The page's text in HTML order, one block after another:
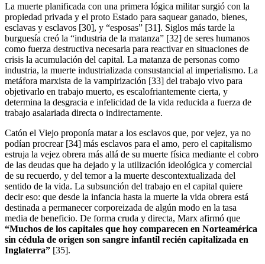
La muerte planificada con una primera lógica militar surgió con la
propiedad privada y el proto Estado para saquear ganado, bienes,
esclavas y esclavos [30], y “esposas” [31]. Siglos más tarde la
burguesía creó la “industria de la matanza” [32] de seres humanos
como fuerza destructiva necesaria para reactivar en situaciones de
crisis la acumulación del capital. La matanza de personas como
industria, la muerte industrializada consustancial al imperialismo. La
metáfora marxista de la vampirización [33] del trabajo vivo para
objetivarlo en trabajo muerto, es escalofriantemente cierta, y
determina la desgracia e infelicidad de la vida reducida a fuerza de
trabajo asalariada directa o indirectamente.
Catón el Viejo proponía matar a los esclavos que, por vejez, ya no
podían procrear [34] más esclavos para el amo, pero el capitalismo
estruja la vejez obrera más allá de su muerte física mediante el cobro
de las deudas que ha dejado y la utilización ideológica y comercial
de su recuerdo, y del temor a la muerte descontextualizada del
sentido de la vida. La subsunción del trabajo en el capital quiere
decir eso: que desde la infancia hasta la muerte la vida obrera está
destinada a permanecer corporeizada de algún modo en la tasa
media de beneficio. De forma cruda y directa, Marx afirmó que
“Muchos de los capitales que hoy comparecen en Norteamérica
sin cédula de origen son sangre infantil recién capitalizada en
Inglaterra” [35].